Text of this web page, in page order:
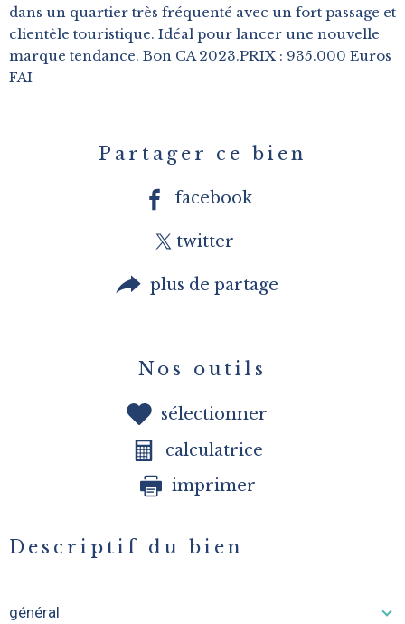
dans un quartier très fréquenté avec un fort passage et
clientèle touristique. Idéal pour lancer une nouvelle
marque tendance. Bon CA 2023.PRIX : 935.000 Euros
FAI
Partager ce bien
facebook
twitter
plus de partage
Nos outils
sélectionner
calculatrice
imprimer
Descriptif du bien
général